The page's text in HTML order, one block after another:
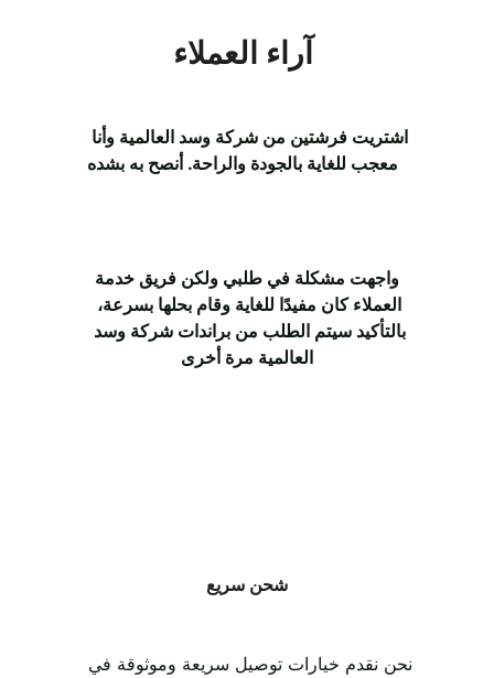
اشتريت فرشتين من شركة وسد العالمية وأنا
واجهت مشكلة في طلبي ولكن فريق خدمة
العملاء كان مفيدًا للغاية وقام بحلها بسرعة،
بالتأكيد سيتم الطلب من براندات شركة وسد
العالمية مرة أخرى
نحن نقدم خيارات توصيل سريعة وموثوقة في
شحن سريع